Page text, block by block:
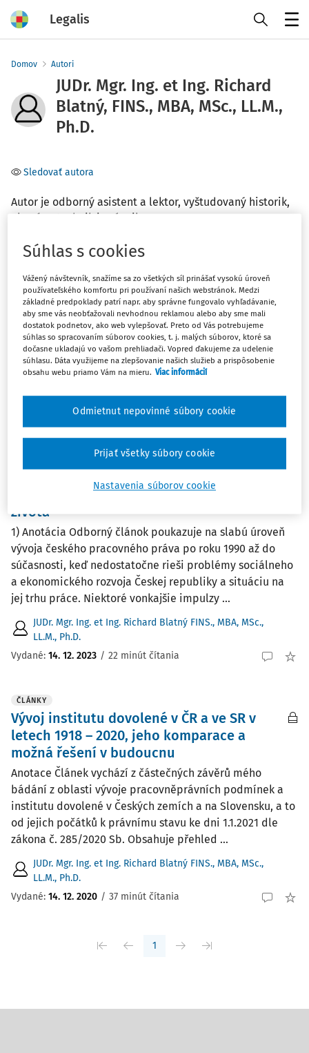
Legalis
Domov Autori
JUDr. Mgr. Ing. et Ing. Richard
Blatný, FINS., MBA, MSc., LL.M.,
Ph.D.
Sledovať autora
Autor je odborný asistent a lektor, vyštudovaný historik,
ekonóm, technik i právnik.
Téma
Pracovné právo(2)
Medzinárodné právo(1)
Filter
Počet vyhľadaných dokumentov: 2
55 let československé a české cesty
slaďování soukromého a pracovního
života
1) Anotácia Odborný článok poukazuje na slabú úroveň
vývoja českého pracovného práva po roku 1990 až do
súčasnosti, keď nedostatočne rieši problémy sociálneho
a ekonomického rozvoja Českej republiky a situáciu na
jej trhu práce. Niektoré vonkajšie impulzy ...
JUDr. Mgr. Ing. et Ing. Richard Blatný FINS., MBA, MSc.,
LL.M., Ph.D.
Vydané: 14. 12. 2023 / 22 minút čítania
ČLÁNKY
Vývoj institutu dovolené v ČR a ve SR v
letech 1918 – 2020, jeho komparace a
možná řešení v budoucnu
Anotace Článek vychází z částečných závěrů mého
bádání z oblasti vývoje pracovněprávních podmínek a
institutu dovolené v Českých zemích a na Slovensku, a to
od jejich počátků k právnímu stavu ke dni 1.1.2021 dle
zákona č. 285/2020 Sb. Obsahuje přehled ...
JUDr. Mgr. Ing. et Ing. Richard Blatný FINS., MBA, MSc.,
LL.M., Ph.D.
Vydané: 14. 12. 2020 / 37 minút čítania
1
Súhlas s cookies
Vážený návštevník, snažíme sa zo všetkých síl prinášať vysokú úroveň
používateľského komfortu pri používaní našich webstránok. Medzi
základné predpoklady patrí napr. aby správne fungovalo vyhľadávanie,
aby sme vás neobťažovali nevhodnou reklamou alebo aby sme mali
dostatok podnetov, ako web vylepšovať. Preto od Vás potrebujeme
súhlas so spracovaním súborov cookies, t. j. malých súborov, ktoré sa
dočasne ukladajú vo vašom prehliadači. Vopred ďakujeme za udelenie
súhlasu. Dáta využijeme na zlepšovanie našich služieb a prispôsobenie
obsahu webu priamo Vám na mieru. Viac informácií
Nastavenia súborov cookie
Odmietnut nepovinné súbory cookie
Prijať všetky súbory cookie